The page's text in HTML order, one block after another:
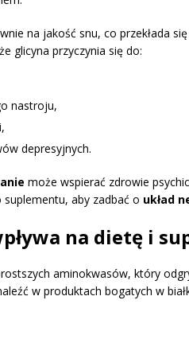
na jakość snu, co przekłada
glicyna przyczynia się do:
nastroju,
depresyjnych.
może wspierać zdrowie
aby zadbać o układ
na dietę i
aminokwasów, który
w produktach bogatych w